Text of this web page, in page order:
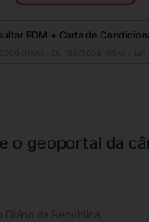
PDM + Carta de
o geoportal da
Diário da República